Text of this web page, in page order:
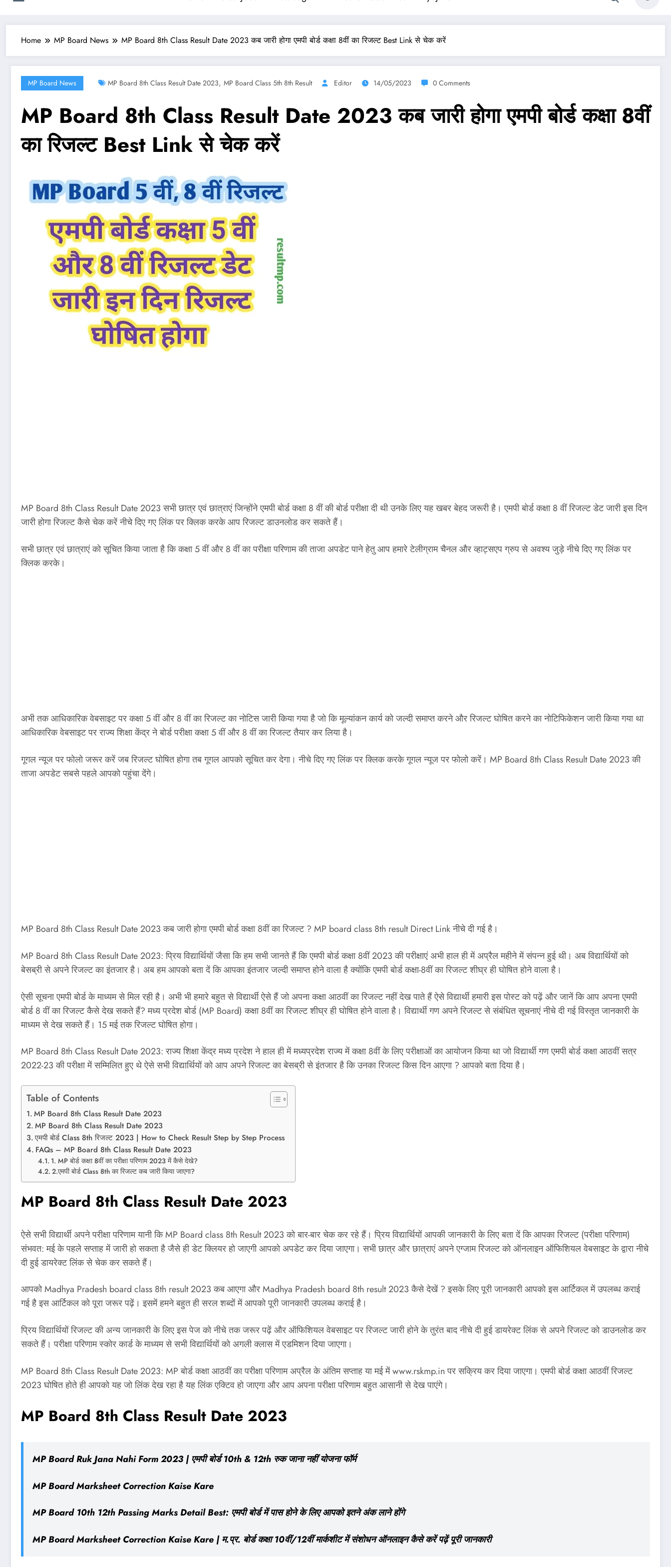
Home MP Board News MP Board 8th Class Result Date 2023 कब जारी होगा एमपी बोर्ड कक्षा 8वीं का रिजल्ट Best Link से चेक करें
MP Board News MP Board 8th Class Result Date 2023, MP Board Class 5th 8th Result Editor 14/05/2023 0 Comments
MP Board 8th Class Result Date 2023 कब जारी होगा एमपी बोर्ड कक्षा 8वीं
का रिजल्ट Best Link से चेक करें
MP Board 8th Class Result Date 2023 सभी छात्र एवं छात्राएं जिन्होंने एमपी बोर्ड कक्षा 8 वीं की बोर्ड परीक्षा दी थी उनके लिए यह खबर बेहद जरूरी है। एमपी बोर्ड कक्षा 8 वीं रिजल्ट डेट जारी इस दिन
जारी होगा रिजल्ट कैसे चेक करें नीचे दिए गए लिंक पर क्लिक करके आप रिजल्ट डाउनलोड कर सकते हैं।
सभी छात्र एवं छात्राएं को सूचित किया जाता है कि कक्षा 5 वीं और 8 वीं का परीक्षा परिणाम की ताजा अपडेट पाने हेतु आप हमारे टेलीग्राम चैनल और व्हाट्सएप ग्रुप से अवश्य जुड़े नीचे दिए गए लिंक पर
क्लिक करके।
अभी तक आधिकारिक वेबसाइट पर कक्षा 5 वीं और 8 वीं का रिजल्ट का नोटिस जारी किया गया है जो कि मूल्यांकन कार्य को जल्दी समाप्त करने और रिजल्ट घोषित करने का नोटिफिकेशन जारी किया गया था
आधिकारिक वेबसाइट पर राज्य शिक्षा केंद्र ने बोर्ड परीक्षा कक्षा 5 वीं और 8 वीं का रिजल्ट तैयार कर लिया है।
गूगल न्यूज पर फोलो जरूर करें जब रिजल्ट घोषित होगा तब गूगल आपको सूचित कर देगा। नीचे दिए गए लिंक पर क्लिक करके गूगल न्यूज पर फोलो करें। MP Board 8th Class Result Date 2023 की
ताजा अपडेट सबसे पहले आपको पहुंचा देंगे।
MP Board 8th Class Result Date 2023 कब जारी होगा एमपी बोर्ड कक्षा 8वीं का रिजल्ट ? MP board class 8th result Direct Link नीचे दी गई है।
MP Board 8th Class Result Date 2023: प्रिय विद्यार्थियों जैसा कि हम सभी जानते हैं कि एमपी बोर्ड कक्षा 8वीं 2023 की परीक्षाएं अभी हाल ही में अप्रैल महीने में संपन्न हुई थी। अब विद्यार्थियों को
बेसब्री से अपने रिजल्ट का इंतजार है। अब हम आपको बता दें कि आपका इंतजार जल्दी समाप्त होने वाला है क्योंकि एमपी बोर्ड कक्षा-8वीं का रिजल्ट शीघ्र ही घोषित होने वाला है।
ऐसी सूचना एमपी बोर्ड के माध्यम से मिल रही है। अभी भी हमारे बहुत से विद्यार्थी ऐसे हैं जो अपना कक्षा आठवीं का रिजल्ट नहीं देख पाते हैं ऐसे विद्यार्थी हमारी इस पोस्ट को पढ़ें और जानें कि आप अपना एमपी
बोर्ड 8 वीं का रिजल्ट कैसे देख सकते हैं? मध्य प्रदेश बोर्ड (MP Board) कक्षा 8वीं का रिजल्ट शीघ्र ही घोषित होने वाला है। विद्यार्थी गण अपने रिजल्ट से संबंधित सूचनाएं नीचे दी गई विस्तृत जानकारी के
माध्यम से देख सकते हैं। 15 मई तक रिजल्ट घोषित होगा।
MP Board 8th Class Result Date 2023: राज्य शिक्षा केंद्र मध्य प्रदेश ने हाल ही में मध्यप्रदेश राज्य में कक्षा 8वीं के लिए परीक्षाओं का आयोजन किया था जो विद्यार्थी गण एमपी बोर्ड कक्षा आठवीं सत्र
2022-23 की परीक्षा में सम्मिलित हुए थे ऐसे सभी विद्यार्थियों को आप अपने रिजल्ट का बेसब्री से इंतजार है कि उनका रिजल्ट किस दिन आएगा ? आपको बता दिया है।
Table of Contents
MP Board 8th Class Result Date 2023
MP Board 8th Class Result Date 2023
एमपी बोर्ड Class 8th रिजल्ट 2023 | How to Check Result Step by Step Process
FAQs – MP Board 8th Class Result Date 2023
1. MP बोर्ड कक्षा 8वीं का परीक्षा परिणाम 2023 में कैसे देखे?
2.एमपी बोर्ड Class 8th का रिजल्ट कब जारी किया जाएगा?
MP Board 8th Class Result Date 2023
ऐसे सभी विद्यार्थी अपने परीक्षा परिणाम यानी कि MP Board class 8th Result 2023 को बार-बार चेक कर रहे हैं। प्रिय विद्यार्थियों आपकी जानकारी के लिए बता दें कि आपका रिजल्ट (परीक्षा परिणाम)
संभवत: मई के पहले सप्ताह में जारी हो सकता है जैसे ही डेट क्लियर हो जाएगी आपको अपडेट कर दिया जाएगा। सभी छात्र और छात्राएं अपने एग्जाम रिजल्ट को ऑनलाइन ऑफिशियल वेबसाइट के द्वारा नीचे
दी हुई डायरेक्ट लिंक से चेक कर सकते हैं।
आपको Madhya Pradesh board class 8th result 2023 कब आएगा और Madhya Pradesh board 8th result 2023 कैसे देखें ? इसके लिए पूरी जानकारी आपको इस आर्टिकल में उपलब्ध कराई
गई है इस आर्टिकल को पूरा जरूर पढ़ें। इसमें हमने बहुत ही सरल शब्दों में आपको पूरी जानकारी उपलब्ध कराई है।
प्रिय विद्यार्थियों रिजल्ट की अन्य जानकारी के लिए इस पेज को नीचे तक जरूर पढ़ें और ऑफिशियल वेबसाइट पर रिजल्ट जारी होने के तुरंत बाद नीचे दी हुई डायरेक्ट लिंक से अपने रिजल्ट को डाउनलोड कर
सकते हैं। परीक्षा परिणाम स्कोर कार्ड के माध्यम से सभी विद्यार्थियों को अगली क्लास में एडमिशन दिया जाएगा।
MP Board 8th Class Result Date 2023: MP बोर्ड कक्षा आठवीं का परीक्षा परिणाम अप्रैल के अंतिम सप्ताह या मई में www.rskmp.in पर सक्रिय कर दिया जाएगा। एमपी बोर्ड कक्षा आठवीं रिजल्ट
2023 घोषित होते ही आपको यह जो लिंक देख रहा है यह लिंक एक्टिव हो जाएगा और आप अपना परीक्षा परिणाम बहुत आसानी से देख पाएंगे।
MP Board 8th Class Result Date 2023
MP Board Ruk Jana Nahi Form 2023 | एमपी बोर्ड 10th & 12th रुक जाना नहीं योजना फॉर्म
MP Board Marksheet Correction Kaise Kare
MP Board 10th 12th Passing Marks Detail Best: एमपी बोर्ड में पास होने के लिए आपको इतने अंक लाने होंगे
MP Board Marksheet Correction Kaise Kare | म.प्र. बोर्ड कक्षा 10वीं/12वीं मार्कशीट में संशोधन ऑनलाइन कैसे करें पढ़ें पूरी जानकारी